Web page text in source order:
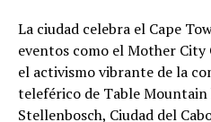
La ciudad celebra el Cape
eventos como el Mother
el activismo vibrante de la
teleférico de Table Mountain
Stellenbosch, Ciudad del